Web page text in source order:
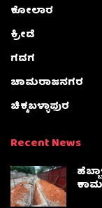
ಕೋಲಾರ
ಕ್ರೀಡೆ
ಗದಗ
ಚಾಮರಾಜನಗರ
ಚಿಕ್ಕಬಳ್ಳಾಫುರ
Recent News